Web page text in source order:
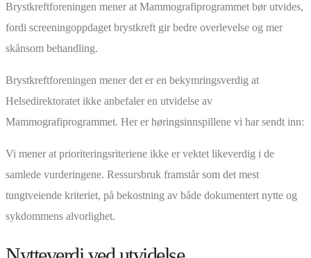
Brystkreftforeningen mener at Mammografiprogrammet bør utvides,
fordi screeningoppdaget brystkreft gir bedre overlevelse og mer
skånsom behandling.
Brystkreftforeningen mener det er en bekymringsverdig at
Helsedirektoratet ikke anbefaler en utvidelse av
Mammografiprogrammet. Her er høringsinnspillene vi har sendt inn:
Vi mener at prioriteringsriteriene ikke er vektet likeverdig i de
samlede vurderingene. Ressursbruk framstår som det mest
tungtveiende kriteriet, på bekostning av både dokumentert nytte og
sykdommens alvorlighet.